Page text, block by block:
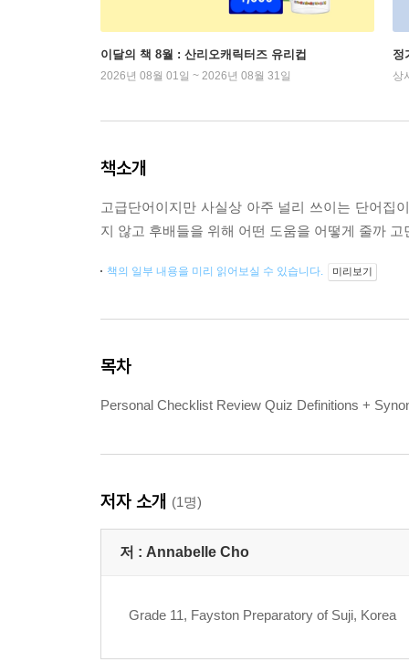
이달의 책 8월 : 산리오캐릭터즈 유리컵
2026년 08월 01일 ~ 2026년 08월 31일
정
상
책소개
고급단어이지만 사실상 아주 널리 쓰이는 단어집
지 않고 후배들을 위해 어떤 도움을 어떻게 줄까
책의 일부 내용을 미리 읽어보실 수 있습니다. 미리보기
목차
Personal Checklist Review Quiz Definitions +
저자 소개 (1명)
저 : Annabelle Cho
Grade 11, Fayston Preparatory of Suji, Korea